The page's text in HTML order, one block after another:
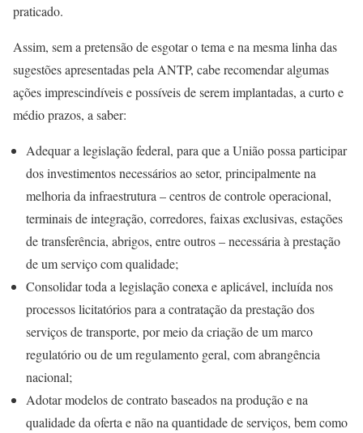
praticado.
Assim, sem a pretensão de esgotar o tema e na mesma linha das
sugestões apresentadas pela ANTP, cabe recomendar algumas
ações imprescindíveis e possíveis de serem implantadas, a curto e
médio prazos, a saber:
Adequar a legislação federal, para que a União possa participar
dos investimentos necessários ao setor, principalmente na
melhoria da infraestrutura – centros de controle operacional,
terminais de integração, corredores, faixas exclusivas, estações
de transferência, abrigos, entre outros – necessária à prestação
de um serviço com qualidade;
Consolidar toda a legislação conexa e aplicável, incluída nos
processos licitatórios para a contratação da prestação dos
serviços de transporte, por meio da criação de um marco
regulatório ou de um regulamento geral, com abrangência
nacional;
Adotar modelos de contrato baseados na produção e na
qualidade da oferta e não na quantidade de serviços, bem como